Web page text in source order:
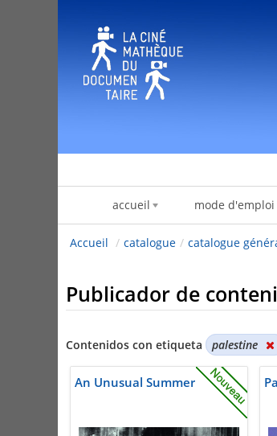
accueil mode d'emploi
Accueil / catalogue / catalogue
Publicador de
Contenidos con etiqueta palestine
An Unusual Summer